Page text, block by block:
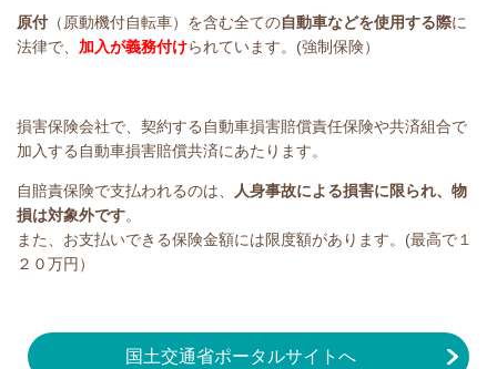
原付 （原動機付自転車）を含む全ての自動車などを使用する際に
法律で、 加入が義務付けられています。(強制保険）
損害保険会社で、契約する自動車損害賠償責任保険や共済組合で
加入する自動車損害賠償共済にあたります。
自賠責保険で支払われるのは、
人身事故による損害に限られ、物
損は対象外です。
また、お支払いできる保険金額には限度額があります。(最高で１
２０万円）
国土交通省ポータルサイトへ